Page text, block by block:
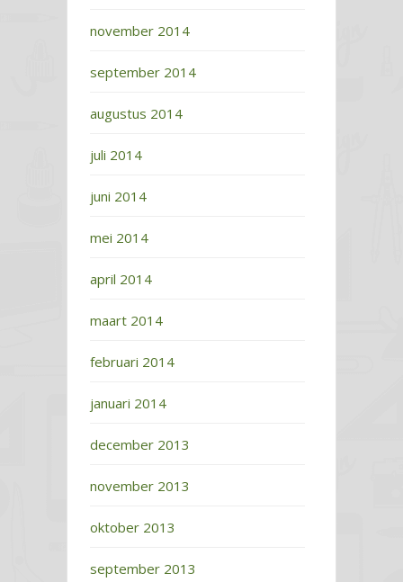
november 2014
september 2014
augustus 2014
juli 2014
juni 2014
mei 2014
april 2014
maart 2014
februari 2014
januari 2014
december 2013
november 2013
oktober 2013
september 2013